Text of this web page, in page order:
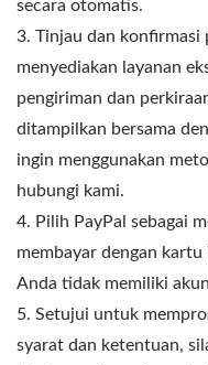
secara otomatis.
3. Tinjau dan konfirmasi
menyediakan layanan
pengiriman dan
ditampilkan bersama
ingin menggunakan
hubungi kami.
4. Pilih PayPal sebagai
membayar dengan
Anda tidak memiliki
5. Setujui untuk
syarat dan ketentuan,